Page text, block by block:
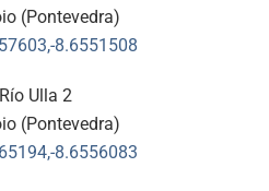
(Pontevedra)
8.6551508
Ulla 2
(Pontevedra)
8.6556083